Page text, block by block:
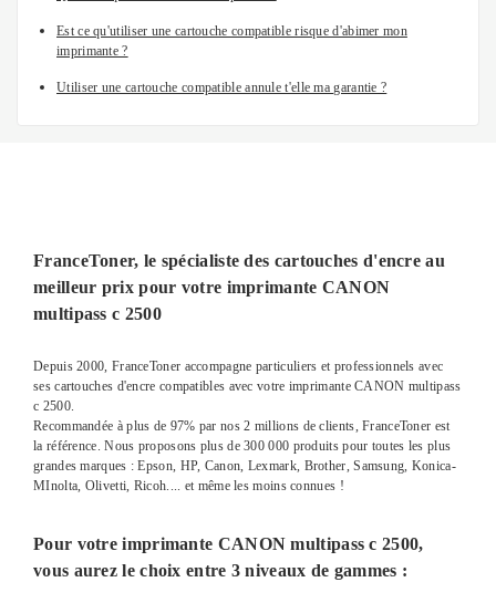
Est ce qu'utiliser une cartouche compatible risque d'abimer mon
imprimante ?
Utiliser une cartouche compatible annule t'elle ma garantie ?
FranceToner, le spécialiste des cartouches d'encre au
meilleur prix pour votre imprimante CANON
multipass c 2500
Depuis 2000, FranceToner accompagne particuliers et professionnels avec
ses cartouches d'encre compatibles avec votre imprimante CANON multipass
c 2500.
Recommandée à plus de 97% par nos 2 millions de clients, FranceToner est
la référence. Nous proposons plus de 300 000 produits pour toutes les plus
grandes marques : Epson, HP, Canon, Lexmark, Brother, Samsung, Konica-
MInolta, Olivetti, Ricoh.... et même les moins connues !
Pour votre imprimante CANON multipass c 2500,
vous aurez le choix entre 3 niveaux de gammes :